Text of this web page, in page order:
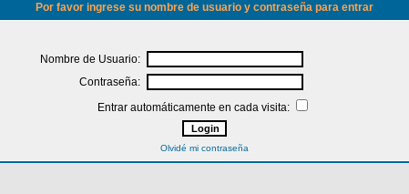
Por favor ingrese su nombre de usuario y contraseña para entrar
Nombre de Usuario:
Contraseña:
Entrar automáticamente en cada visita:
Olvidé mi contraseña